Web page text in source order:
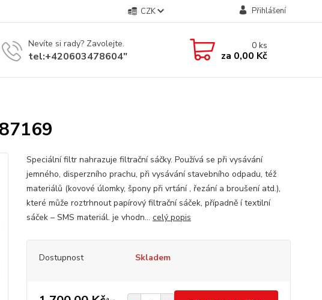
CZK Přihlášení
Nevíte si rady? Zavolejte.
tel:+420603478604"
0ks
za 0,00 Kč
Speciální filtr nahrazuje filtrační sáčky. Používá se při vysávání
jemného, disperzního prachu, při vysávání stavebního odpadu, též
materiálů (kovové úlomky, špony při vrtání , řezání a broušení atd.),
které může roztrhnout papírový filtrační sáček, případně í textilní
sáček – SMS materiál. je vhodn... celý popis
Dostupnost Skladem